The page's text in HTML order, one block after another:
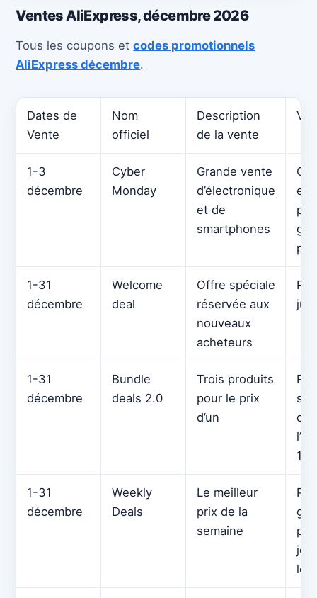
Ventes AliExpress, décembre 2026
Tous les coupons etcodes promotionnels
AliExpress décembre.
Dates de
Vente
Nom
officiel
Description
de la vente
1-3
décembre
Cyber
Monday
Grande vente
d’électronique
et de
smartphones
et
1-31
décembre
Welcome
deal
Offre spéciale
réservée aux
nouveaux
acheteurs
1-31
décembre
Bundle
deals 2.0
Trois produits
pour le prix
d’un
de
10
1-31
décembre
Weekly
Deals
Le meilleur
prix de la
semaine
les